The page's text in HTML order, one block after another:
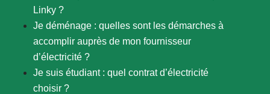
Linky ?
Je déménage : quelles sont les démarches à
accomplir auprès de mon fournisseur
d’électricité ?
Je suis étudiant : quel contrat d’électricité
choisir ?